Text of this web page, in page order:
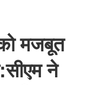
मजबूत
ने